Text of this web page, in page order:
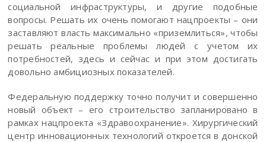
социальной инфраструктуры, и другие подобные
вопросы. Решать их очень помогают нацпроекты – они
заставляют власть максимально «приземлиться», чтобы
решать реальные проблемы людей с учетом их
потребностей, здесь и сейчас и при этом достигать
довольно амбициозных показателей.
Федеральную поддержку точно получит и совершенно
новый объект – его строительство запланировано в
рамках нацпроекта «Здравоохранение». Хирургический
центр инновационных технологий откроется в донской